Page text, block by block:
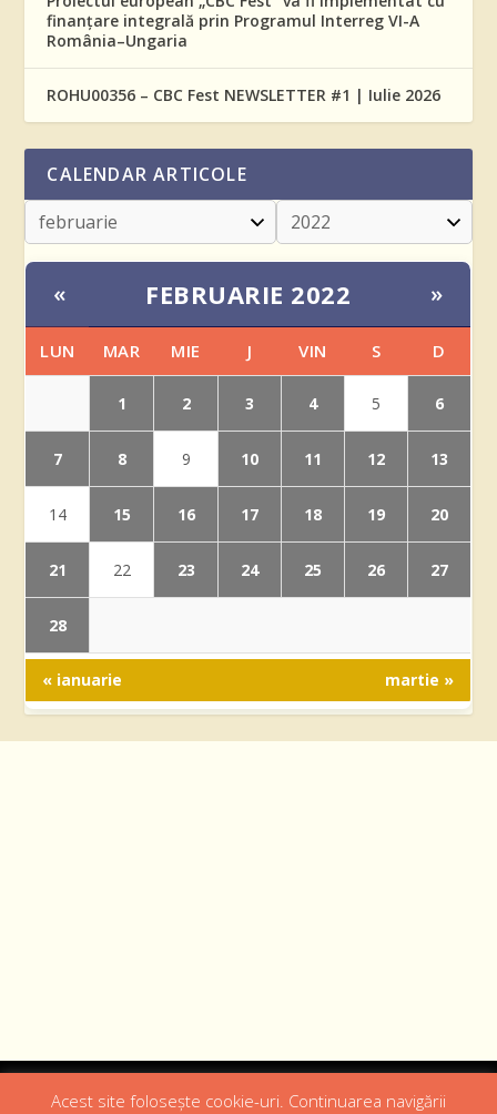
finanțare integrală prin Programul Interreg VI-A
România–Ungaria
ROHU00356 – CBC Fest NEWSLETTER #1 | Iulie 2026
CALENDAR ARTICOLE
« FEBRUARIE 2022 »
LUN MAR MIE J VIN S D
1 2 3 4 5 6
7 8 9 10 11 12 13
14 15 16 17 18 19 20
21 22 23 24 25 26 27
28
« ianuarie martie »
Acest site folosește cookie-uri. Continuarea navigării